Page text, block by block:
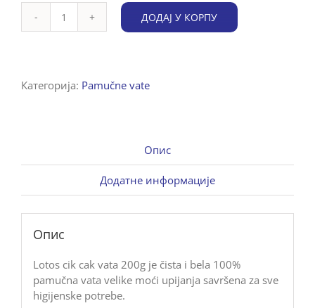
Lotos
200g,
ДОДАЈ У КОРПУ
Категорија: Pamučne vate
Опис
Додатне информације
Опис
Lotos cik cak vata 200g je čista i bela 100%
pamučna vata velike moći upijanja savršena za sve
higijenske potrebe.